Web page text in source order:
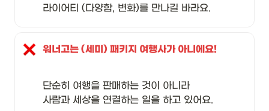
라이어티 (다양함, 변화)를 만나길 바라요.
워너고는 (세미) 패키지 여행사가 아니에요!
단순히 여행을 판매하는 것이 아니라
사람과 세상을 연결하는 일을 하고 있어요.